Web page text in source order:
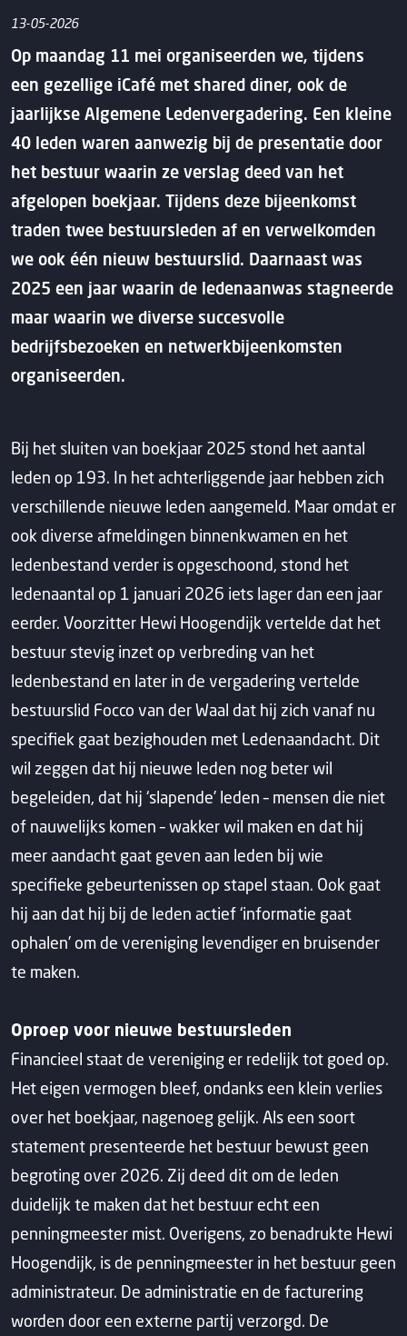
13-05-2026
Op maandag 11 mei organiseerden we, tijdens
een gezellige iCafé met shared diner, ook de
jaarlijkse Algemene Ledenvergadering. Een kleine
40 leden waren aanwezig bij de presentatie door
het bestuur waarin ze verslag deed van het
afgelopen boekjaar. Tijdens deze bijeenkomst
traden twee bestuursleden af en verwelkomden
we ook één nieuw bestuurslid. Daarnaast was
2025 een jaar waarin de ledenaanwas stagneerde
maar waarin we diverse succesvolle
bedrijfsbezoeken en netwerkbijeenkomsten
organiseerden.
Bij het sluiten van boekjaar 2025 stond het aantal
leden op 193. In het achterliggende jaar hebben zich
verschillende nieuwe leden aangemeld. Maar omdat er
ook diverse afmeldingen binnenkwamen en het
ledenbestand verder is opgeschoond, stond het
ledenaantal op 1 januari 2026 iets lager dan een jaar
eerder. Voorzitter Hewi Hoogendijk vertelde dat het
bestuur stevig inzet op verbreding van het
ledenbestand en later in de vergadering vertelde
bestuurslid Focco van der Waal dat hij zich vanaf nu
specifiek gaat bezighouden met Ledenaandacht. Dit
wil zeggen dat hij nieuwe leden nog beter wil
begeleiden, dat hij ‘slapende’ leden – mensen die niet
of nauwelijks komen – wakker wil maken en dat hij
meer aandacht gaat geven aan leden bij wie
specifieke gebeurtenissen op stapel staan. Ook gaat
hij aan dat hij bij de leden actief ‘informatie gaat
ophalen’ om de vereniging levendiger en bruisender
te maken.
Oproep voor nieuwe bestuursleden
Financieel staat de vereniging er redelijk tot goed op.
Het eigen vermogen bleef, ondanks een klein verlies
over het boekjaar, nagenoeg gelijk. Als een soort
statement presenteerde het bestuur bewust geen
begroting over 2026. Zij deed dit om de leden
duidelijk te maken dat het bestuur echt een
penningmeester mist. Overigens, zo benadrukte Hewi
Hoogendijk, is de penningmeester in het bestuur geen
administrateur. De administratie en de facturering
worden door een externe partij verzorgd. De